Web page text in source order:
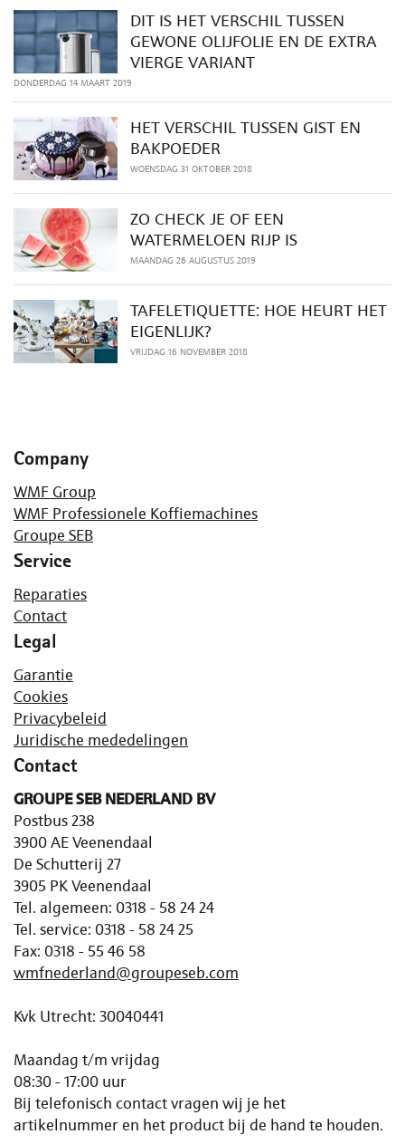
DIT IS HET VERSCHIL TUSSEN
GEWONE OLIJFOLIE EN DE EXTRA
VIERGE VARIANT
DONDERDAG 14 MAART 2019
HET VERSCHIL TUSSEN GIST EN
BAKPOEDER
WOENSDAG 31 OKTOBER 2018
ZO CHECK JE OF EEN
WATERMELOEN RIJP IS
MAANDAG 26 AUGUSTUS 2019
TAFELETIQUETTE: HOE HEURT HET
EIGENLIJK?
VRIJDAG 16 NOVEMBER 2018
Company
WMF Group
WMF Professionele Koffiemachines
Groupe SEB
Service
Reparaties
Contact
Legal
Garantie
Cookies
Privacybeleid
Juridische mededelingen
Contact
GROUPE SEB NEDERLAND BV
Postbus 238
3900 AE Veenendaal
De Schutterij 27
3905 PK Veenendaal
Tel. algemeen: 0318 - 58 24 24
Tel. service: 0318 - 58 24 25
Fax: 0318 - 55 46 58
wmfnederland@groupeseb.com
Kvk Utrecht: 30040441
Maandag t/m vrijdag
08:30 - 17:00 uur
Bij telefonisch contact vragen wij je het
artikelnummer en het product bij de hand te houden.